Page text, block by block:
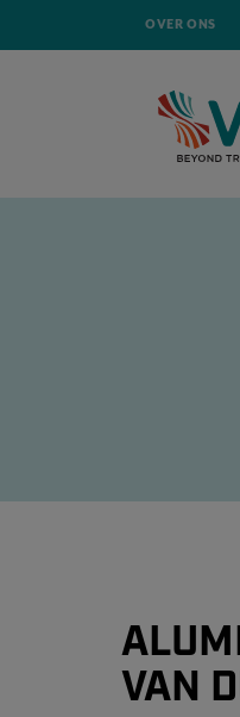
OVER ONS
VAN